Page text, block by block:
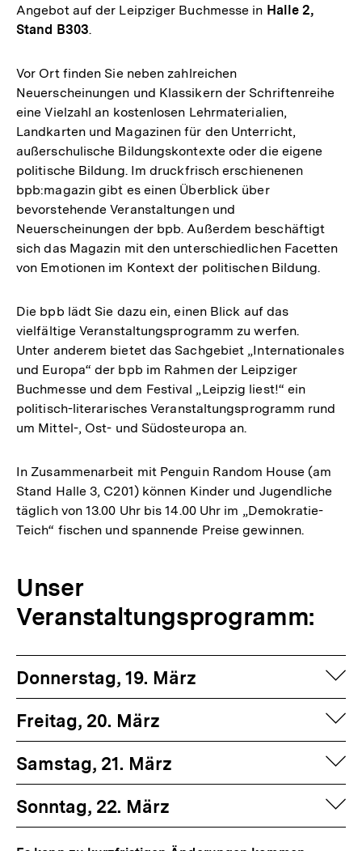
Angebot auf der Leipziger Buchmesse in Halle 2,
Stand B303.
Vor Ort finden Sie neben zahlreichen
Neuerscheinungen und Klassikern der Schriftenreihe
eine Vielzahl an kostenlosen Lehrmaterialien,
Landkarten und Magazinen für den Unterricht,
außerschulische Bildungskontexte oder die eigene
politische Bildung. Im druckfrisch erschienenen
bpb:magazin gibt es einen Überblick über
bevorstehende Veranstaltungen und
Neuerscheinungen der bpb. Außerdem beschäftigt
sich das Magazin mit den unterschiedlichen Facetten
von Emotionen im Kontext der politischen Bildung.
Die bpb lädt Sie dazu ein, einen Blick auf das
vielfältige Veranstaltungsprogramm zu werfen.
Unter anderem bietet das Sachgebiet „Internationales
und Europa“ der bpb im Rahmen der Leipziger
Buchmesse und dem Festival „Leipzig liest!“ ein
politisch-literarisches Veranstaltungsprogramm rund
um Mittel-, Ost- und Südosteuropa an.
In Zusammenarbeit mit Penguin Random House (am
Stand Halle 3, C201) können Kinder und Jugendliche
täglich von 13.00 Uhr bis 14.00 Uhr im „Demokratie-
Teich“ fischen und spannende Preise gewinnen.
Unser
Veranstaltungsprogramm:
Donnerstag, 19. März
Freitag, 20. März
Samstag, 21. März
Sonntag, 22. März